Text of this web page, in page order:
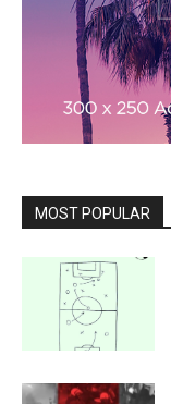
MOST POPULAR